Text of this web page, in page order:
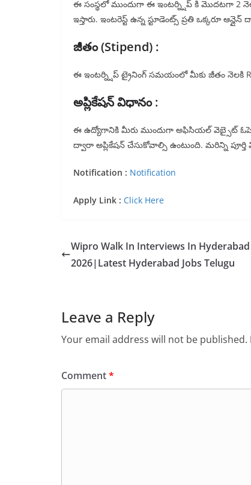
ఈ సంస్థలో ముందుగా ఈ ఇంటర్న్షిప్ కి మొదటగా 2
ఇస్తారు. ఇంటరెస్ట్ ఉన్న స్టూడెంట్స్ ప్రతి ఒక్కరూ
జీతం (Stipend) :
ఈ ఇంటర్న్షిప్ ట్రైనింగ్ సమయంలో మీకు జీతం నెలకి
అప్లికేషన్ విధానం :
ఈ ఉద్యోగానికి మీరు ముందుగా అఫిసియల్ వెబ్సైట్
ద్వారా అప్లికేషన్ చేసుకోవాల్సి ఉంటుంది. మరిన్ని
Notification : Notification
Apply Link : Click Here
Wipro Walk In Interviews In Hyderabad
2026|Latest Hyderabad Jobs Telugu
Leave a Reply
Your email address will not be published.
Comment*